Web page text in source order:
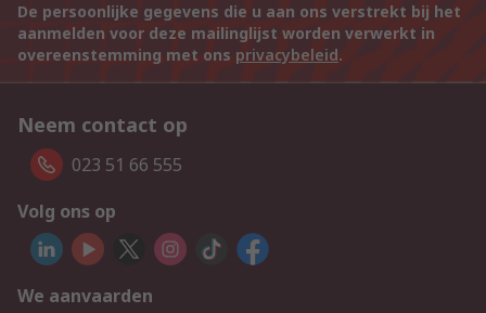
De persoonlijke gegevens die u aan ons verstrekt bij het
aanmelden voor deze mailinglijst worden verwerkt in
overeenstemming met ons privacybeleid.
Neem contact op
023 51 66 555
Volg ons op
We aanvaarden